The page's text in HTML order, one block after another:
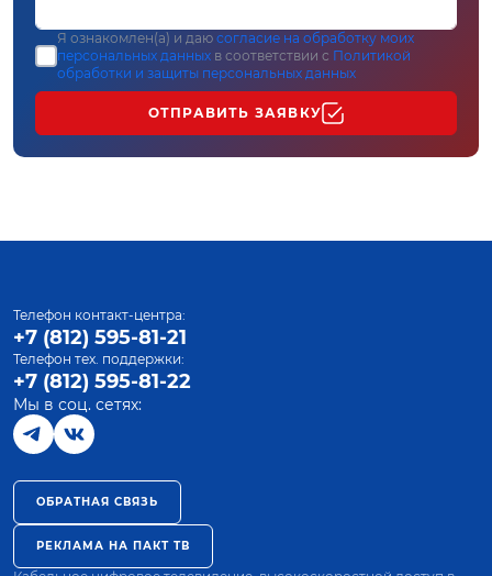
Я ознакомлен(а) и даю согласие на обработку моих
персональных данных в соответствии с Политикой
обработки и защиты персональных данных
ОТПРАВИТЬ ЗАЯВКУ
Телефон контакт-центра:
+7 (812) 595-81-21
Телефон тех. поддержки:
+7 (812) 595-81-22
Мы в соц. сетях:
ОБРАТНАЯ СВЯЗЬ
РЕКЛАМА НА ПАКТ ТВ